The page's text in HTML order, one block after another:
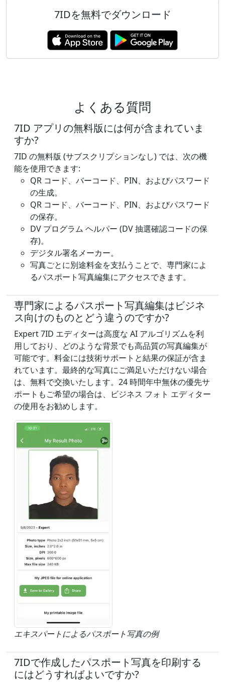
7IDを無料でダウンロード
よくある質問
7ID アプリの無料版には何が含まれていま
すか?
7ID の無料版 (サブスクリプションなし) では、次の機
能を使用できます:
QR コード、バーコード、PIN、およびパスワード
の生成。
QR コード、バーコード、PIN、およびパスワード
の保存。
DV プログラム ヘルパー (DV 抽選確認コードの保
存)。
デジタル署名メーカー。
写真ごとに別途料金を支払うことで、専門家によ
るパスポート写真編集にアクセスできます。
専門家によるパスポート写真編集はビジネ
ス向けのものとどう違うのですか?
Expert 7ID エディターは高度な AI アルゴリズムを利
用しており、どのような背景でも高品質の写真編集が
可能です。料金には技術サポートと結果の保証が含ま
れています。最終的な写真にご満足いただけない場合
は、無料で交換いたします。24 時間年中無休の優先サ
ポートもご希望の場合は、ビジネス フォト エディター
の使用をお勧めします。
エキスパートによるパスポート写真の例
7IDで作成したパスポート写真を印刷する
にはどうすればよいですか?